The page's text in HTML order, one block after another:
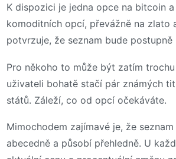
K dispozici je jedna opce na bitcoin
komoditních opcí, převážně na zlato
potvrzuje, že seznam bude
Pro někoho to může být zatím
uživateli bohatě stačí pár známých
států. Záleží, co od opcí očekáváte.
Mimochodem zajímavé je, že
abecedně a působí přehledně. U